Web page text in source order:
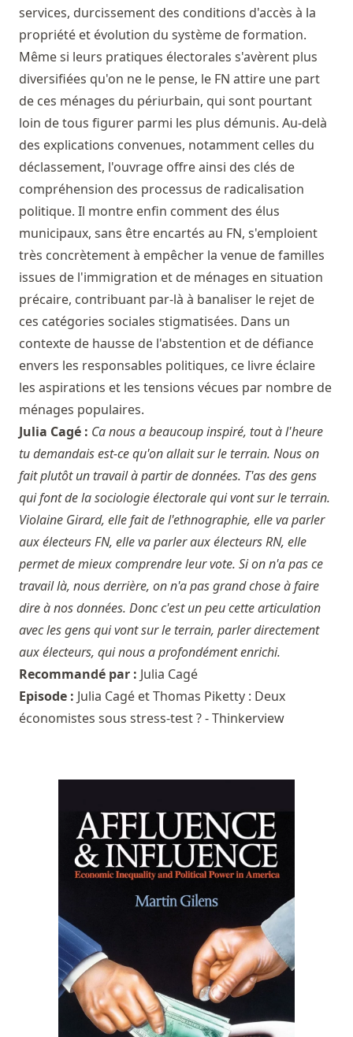
services, durcissement des conditions d'accès à la
propriété et évolution du système de formation.
Même si leurs pratiques électorales s'avèrent plus
diversifiées qu'on ne le pense, le FN attire une part
de ces ménages du périurbain, qui sont pourtant
loin de tous figurer parmi les plus démunis. Au-delà
des explications convenues, notamment celles du
déclassement, l'ouvrage offre ainsi des clés de
compréhension des processus de radicalisation
politique. Il montre enfin comment des élus
municipaux, sans être encartés au FN, s'emploient
très concrètement à empêcher la venue de familles
issues de l'immigration et de ménages en situation
précaire, contribuant par-là à banaliser le rejet de
ces catégories sociales stigmatisées. Dans un
contexte de hausse de l'abstention et de défiance
envers les responsables politiques, ce livre éclaire
les aspirations et les tensions vécues par nombre de
ménages populaires.
Julia Cagé : Ca nous a beaucoup inspiré, tout à l'heure
tu demandais est-ce qu'on allait sur le terrain. Nous on
fait plutôt un travail à partir de données. T'as des gens
qui font de la sociologie électorale qui vont sur le terrain.
Violaine Girard, elle fait de l'ethnographie, elle va parler
aux électeurs FN, elle va parler aux électeurs RN, elle
permet de mieux comprendre leur vote. Si on n'a pas ce
travail là, nous derrière, on n'a pas grand chose à faire
dire à nos données. Donc c'est un peu cette articulation
avec les gens qui vont sur le terrain, parler directement
aux électeurs, qui nous a profondément enrichi.
Recommandé par : Julia Cagé
Episode : Julia Cagé et Thomas Piketty : Deux
économistes sous stress-test ? - Thinkerview